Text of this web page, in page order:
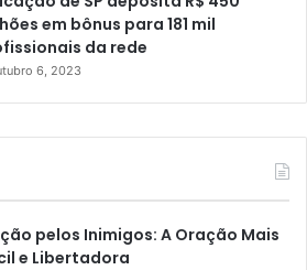
em bônus para 181 mil
da rede
6, 2023
pelos Inimigos: A Oração Mais
e Libertadora